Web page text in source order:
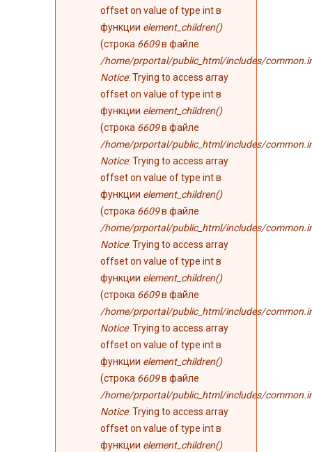
ошибке
offset on value of type int в
функции element_children()
(строка 6609в файле
/home/prportal/public_html/includes/
Notice: Trying to access array
offset on value of type int в
функции element_children()
(строка 6609в файле
/home/prportal/public_html/includes/
Notice: Trying to access array
offset on value of type int в
функции element_children()
(строка 6609в файле
/home/prportal/public_html/includes/
Notice: Trying to access array
offset on value of type int в
функции element_children()
(строка 6609в файле
/home/prportal/public_html/includes/
Notice: Trying to access array
offset on value of type int в
функции element_children()
(строка 6609в файле
/home/prportal/public_html/includes/
Notice: Trying to access array
offset on value of type int в
функции element_children()